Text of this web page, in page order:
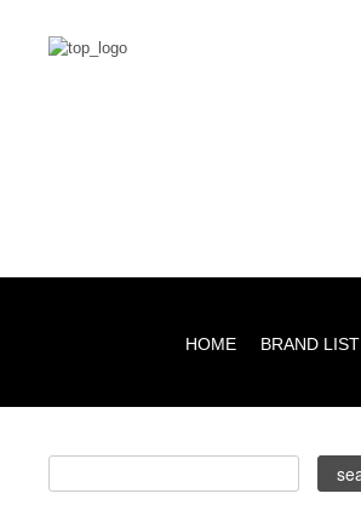
HOME BRAND LIST